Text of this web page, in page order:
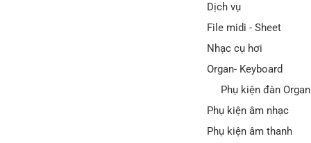
Dịch vụ
File midi - Sheet
Nhạc cụ hơi
Organ- Keyboard
Phụ kiện đàn Organ
Phụ kiện âm nhạc
Phụ kiện âm thanh